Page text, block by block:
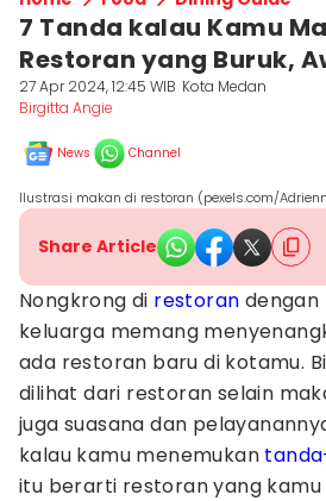
7 Tanda kalau Kamu
Restoran yang Buruk,
27 Apr 2024, 12:45 WIB Kota Medan
Birgitta Angie
News Channel
Ilustrasi makan di restoran (pexels.com/
Share Article
Nongkrong di restoran dengan
keluarga memang
ada restoran baru di kotamu.
dilihat dari restoran selain
juga suasana dan
kalau kamu menemukan
itu berarti restoran yang kamu